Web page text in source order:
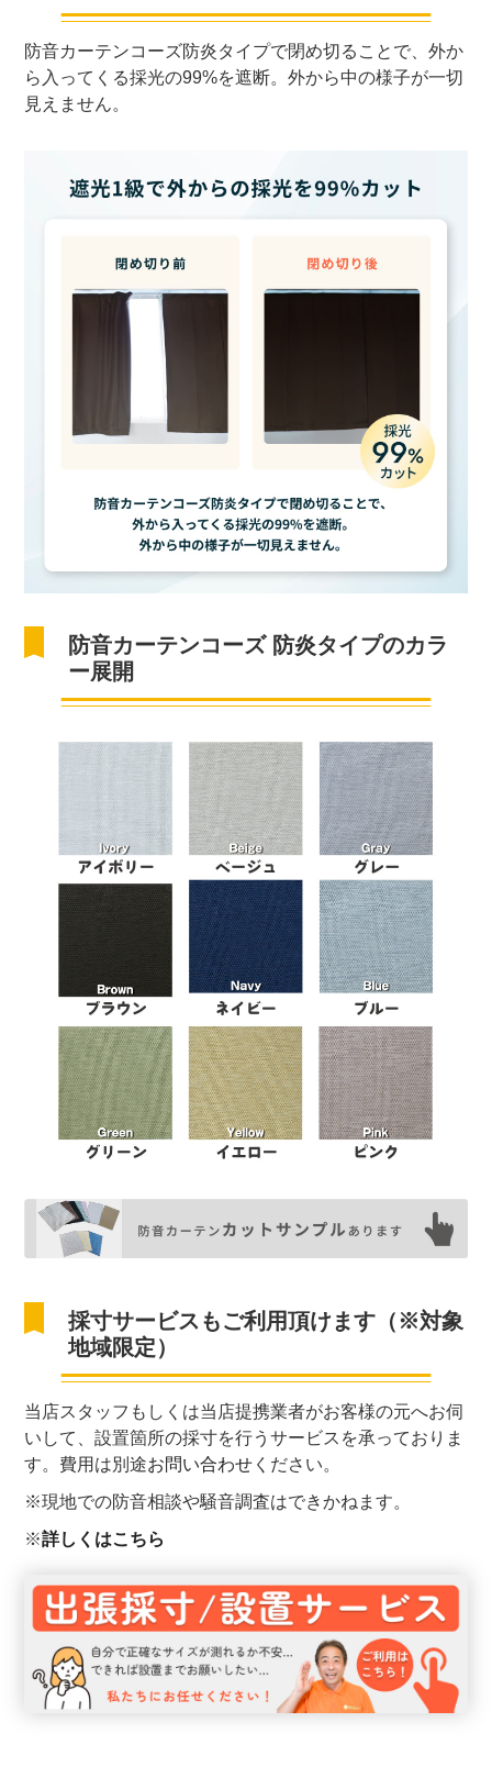
防音カーテンコーズ防炎タイプで閉め切ることで、外か
ら入ってくる採光の99%を遮断。外から中の様子が一切
見えません。
防音カーテンコーズ 防炎タイプのカラ
ー展開
採寸サービスもご利用頂けます（※対象
地域限定）
当店スタッフもしくは当店提携業者がお客様の元へお伺
いして、設置箇所の採寸を行うサービスを承っておりま
す。費用は別途お問い合わせ ください。
※現地での防音相談や騒音調査はできかねます。
※詳しくはこちら